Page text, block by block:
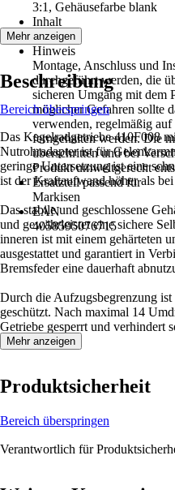
3:1, Gehäusefarbe blank
Inhalt
1 Stück
Hinweis
Montage, Anschluss und
durchgeführt werden, die
sicheren Umgang mit dem
möglicher Gefahren sollte
verwenden, regelmäßig
ferngehalten werden. Die
überschritten und bei
Produkt umweltgerecht
Ersatzteil passend für
Markisen
EAN
4058595076715
Mehr anzeigen
Beschreibung
Bereich überspringen
Das Kegelradgetriebe 410F008
Nutrohradapter ist für
geringe Untersetzung ist eine
ist der Kraftaufwand höher als
Das stabile und geschlossene
und gewährleistet eine sichere
inneren ist mit einem gehärteten
ausgestattet und garantiert in
Bremsfeder eine dauerhaft
Durch die Aufzugsbegrenzung ist
geschützt. Nach maximal 14
Getriebe gesperrt und verhindert
Mehr anzeigen
Produktsicherheit
Bereich überspringen
Verantwortlich für